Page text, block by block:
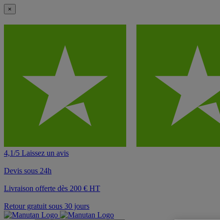
×
4,1/5 Laissez un avis
Devis sous 24h
Livraison offerte dès 200 € HT
Retour gratuit sous 30 jours